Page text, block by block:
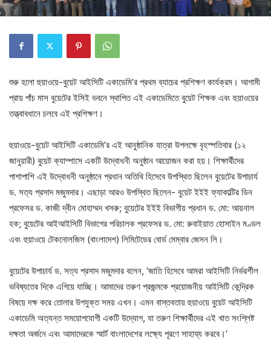
শুরু হলো হুয়াওয়ে-বুয়েট আইসিটি একাডেমি’র প্রথম ব্যাচের প্রশিক্ষণ কার্যক্রম। আগামী
প্রায় পাঁচ মাস বুয়েটের ইসিই ভবনে স্থাপিত এই একাডেমিতে বুয়েট শিক্ষক এবং হুয়াওয়ের
তত্ত্বাবধানে চলবে এই প্রশিক্ষণ।
হুয়াওয়ে-বুয়েট আইসিটি একাডেমি’র এই আনুষ্ঠানিক যাত্রা উপলক্ষে বৃহস্পতিবার (১২
জানুয়ারী) বুয়েট ক্যাম্পাসে একটি উদ্বোধনী অনুষ্ঠান আয়োজন করা হয়। শিক্ষার্থীদের
পাশাপাশি এই উদ্বোধনী অনুষ্ঠানে প্রধান অতিথি হিসেবে উপস্থিত ছিলেন বুয়েটের উপাচার্য
ড. সত্য প্রসাদ মজুমদার। এছাড়া আরও উপস্থিত ছিলেন- বুয়েট ইইই ফ্যাকাল্টির ডিন
প্রফেসর ড. কাজী দ্বীন মোহাম্মদ খসরু; বুয়েটের ইইই বিভাগীয় প্রধান ড. মো: আয়নাল
হক; বুয়েটের আইআইসিটি বিভাগের পরিচালক প্রফেসর ড. মো: রুবাইয়াত হোসাইন মণ্ডল
এবং হুয়াওয়ে টেকনোলজিস (বাংলাদেশ) লিমিটেডের বোর্ড মেম্বার জেসন লি।
বুয়েটের উপাচার্য ড. সত্য প্রসাদ মজুমদার বলেন, ‘জাতি হিসেবে আমরা আইসিটি নির্ভরর্শীল
ভবিষ্যতের দিকে এগিয়ে যাচ্ছি। আমাদের তরুণ প্রজন্মকে প্রয়োজনীয় আইসিটি কেন্দ্রিক
বিষয়ে দক্ষ করে তোলার উপযুক্ত সময় এখন। এমন বাস্তবতায় হুয়াওয়ে বুয়েট আইসিটি
একাডেমি অত্যন্ত সময়োপযোগী একটি উদ্যোগ, যা তরুণ শিক্ষার্থীদের এই খাত সংশ্লিষ্ট
দক্ষতা অর্জনে এবং আমাদেরকে স্মার্ট বাংলাদেশের লক্ষ্যে পূরণে সাহায্য করবে।’